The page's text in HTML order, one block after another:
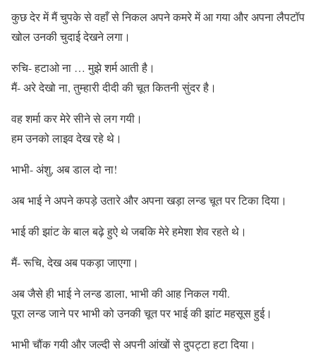
कुछ देर में मैं चुपके से वहाँ से निकल अपने कमरे में आ गया और अपना लैपटॉप
खोल उनकी चुदाई देखने लगा।
रुचि- हटाओ ना … मुझे शर्म आती है।
मैं- अरे देखो ना, तुम्हारी दीदी की चूत कितनी सुंदर है।
वह शर्मा कर मेरे सीने से लग गयी।
हम उनको लाइव देख रहे थे।
भाभी- अंशु, अब डाल दो ना!
अब भाई ने अपने कपड़े उतारे और अपना खड़ा लन्ड चूत पर टिका दिया।
भाई की झांट के बाल बढ़े हुऐ थे जबकि मेरे हमेशा शेव रहते थे।
मैं- रूचि, देख अब पकड़ा जाएगा।
अब जैसे ही भाई ने लन्ड डाला, भाभी की आह निकल गयी.
पूरा लन्ड जाने पर भाभी को उनकी चूत पर भाई की झांट महसूस हुई।
भाभी चौंक गयी और जल्दी से अपनी आंखों से दुपट्टा हटा दिया।